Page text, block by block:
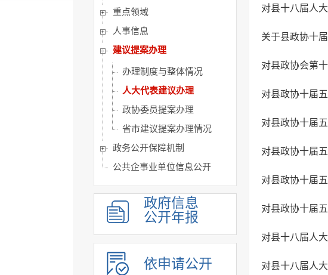
重点领域
人事信息
建议提案办理
办理制度与整体情况
人大代表建议办理
政协委员提案办理
省市建议提案办理情况
政务公开保障机制
公共企事业单位信息公开
政府信息
公开年报
依申请公开
对县十八届人
关于县政协十
对县政协会第
对县政协十届
对县政协十届
对县政协十届
对县政协十届
对县政协十届
对县十八届人
对县十八届人